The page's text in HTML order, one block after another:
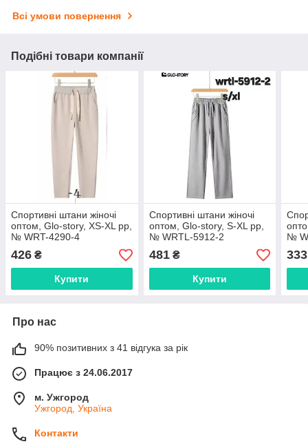
Всі умови повернення
Подібні товари компанії
Спортивні штани жіночі
оптом, Glo-story, XS-XL pp,
№ WRT-4290-4
426 ₴
Купити
Спортивні штани жіночі
оптом, Glo-story, S-XL pp,
№ WRTL-5912-2
481₴
Купити
№
333
Про нас
90% позитивних з 41 відгука за рік
Працює з 24.06.2017
м. Ужгород
Ужгород, Україна
Контакти